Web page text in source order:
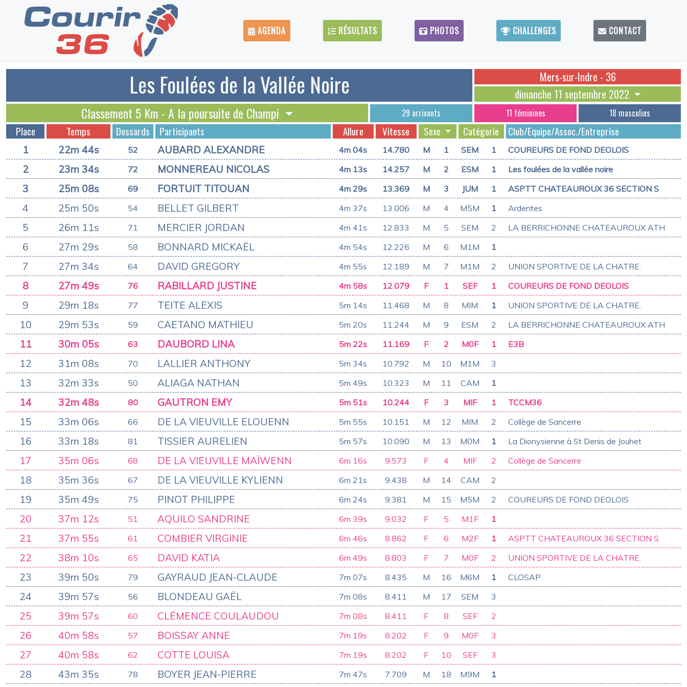
AGENDA RÉSULTATS PHOTOS CHALLENGES CONTACT
Les Foulées de la Vallée Noire dimanche 11 septembre 2022
Mers-sur-Indre - 36
Classement 5 Km - A la poursuite de Champi 29 arrivants 11 féminines 18 masculins
Place Temps Dossards Participants Allure Vitesse Sexe Catégorie Club/Equipe/Assoc./Entreprise
1 22m 44s 52 AUBARD ALEXANDRE 4m 04s 14.780 M 1 SEM 1 COUREURS DE FOND DEOLOIS
2 23m 34s 72 MONNEREAU NICOLAS 4m 13s 14.257 M 2 ESM 1 Les foulées de la vallée noire
3 25m 08s 69 FORTUIT TITOUAN 4m 29s 13.369 M 3 JUM 1 ASPTT CHATEAUROUX 36 SECTION S
4 25m 50s 54 BELLET GILBERT 4m 37s 13.006 M 4 M5M 1 Ardentes
5 26m 11s 71 MERCIER JORDAN 4m 41s 12.833 M 5 SEM 2 LA BERRICHONNE CHATEAUROUX ATH
6 27m 29s 58 BONNARD MICKAËL 4m 54s 12.226 M 6 M1M 1
7 27m 34s 64 DAVID GREGORY 4m 55s 12.189 M 7 M1M 2 UNION SPORTIVE DE LA CHATRE.
8 27m 49s 76 RABILLARD JUSTINE 4m 58s 12.079 F 1 SEF 1 COUREURS DE FOND DEOLOIS
9 29m 18s 77 TEITE ALEXIS 5m 14s 11.468 M 8 MIM 1 UNION SPORTIVE DE LA CHATRE.
10 29m 53s 59 CAETANO MATHIEU 5m 20s 11.244 M 9 ESM 2 LA BERRICHONNE CHATEAUROUX ATH
11 30m 05s 63 DAUBORD LINA 5m 22s 11.169 F 2 M0F 1 E3B
12 31m 08s 70 LALLIER ANTHONY 5m 34s 10.792 M 10 M1M 3
13 32m 33s 50 ALIAGA NATHAN 5m 49s 10.323 M 11 CAM 1
14 32m 48s 80 GAUTRON EMY 5m 51s 10.244 F 3 MIF 1 TCCM36
15 33m 06s 66 DE LA VIEUVILLE ELOUENN 5m 55s 10.151 M 12 MIM 2 Collège de Sancerre
16 33m 18s 81 TISSIER AURELIEN 5m 57s 10.090 M 13 M0M 1 La Dionysienne à St Denis de Jouhet
17 35m 06s 68 DE LA VIEUVILLE MAÏWENN 6m 16s 9.573 F 4 MIF 2 Collège de Sancerre
18 35m 36s 67 DE LA VIEUVILLE KYLIENN 6m 21s 9.438 M 14 CAM 2
19 35m 49s 75 PINOT PHILIPPE 6m 24s 9.381 M 15 M5M 2 COUREURS DE FOND DEOLOIS
20 37m 12s 51 AQUILO SANDRINE 6m 39s 9.032 F 5 M1F 1
21 37m 55s 61 COMBIER VIRGINIE 6m 46s 8.862 F 6 M2F 1 ASPTT CHATEAUROUX 36 SECTION S
22 38m 10s 65 DAVID KATIA 6m 49s 8.803 F 7 M0F 2 UNION SPORTIVE DE LA CHATRE.
23 39m 50s 79 GAYRAUD JEAN-CLAUDE 7m 07s 8.435 M 16 M6M 1 CLOSAP
24 39m 57s 56 BLONDEAU GAËL 7m 08s 8.411 M 17 SEM 3
25 39m 57s 60 CLÉMENCE COULAUDOU 7m 08s 8.411 F 8 SEF 2
26 40m 58s 57 BOISSAY ANNE 7m 19s 8.202 F 9 M0F 3
27 40m 58s 62 COTTE LOUISA 7m 19s 8.202 F 10 SEF 3
28 43m 35s 78 BOYER JEAN-PIERRE 7m 47s 7.709 M 18 M9M 1